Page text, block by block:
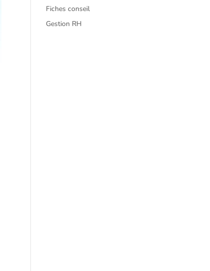
Fiches conseil
Gestion RH